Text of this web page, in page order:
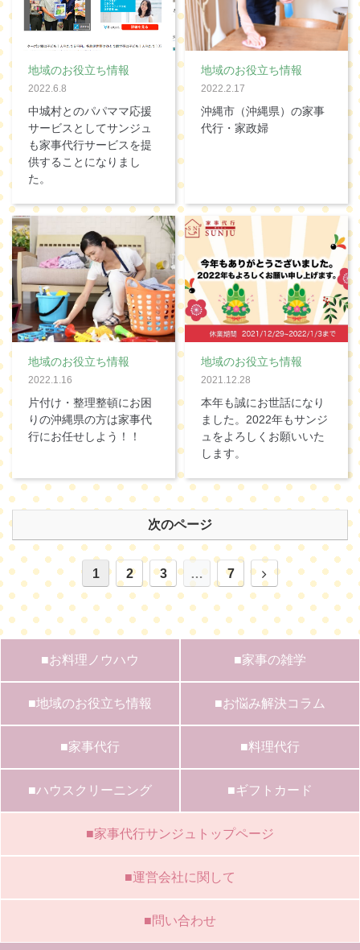
地域のお役立ち情報
2022.6.8
中城村とのパパママ応援
サービスとしてサンジュ
も家事代行サービスを提
供することになりまし
た。
地域のお役立ち情報
2022.2.17
沖縄市（沖縄県）の家事
代行・家政婦
地域のお役立ち情報
2022.1.16
片付け・整理整頓にお困
りの沖縄県の方は家事代
行にお任せしよう！！
地域のお役立ち情報
2021.12.28
本年も誠にお世話になり
ました。2022年もサンジ
ュをよろしくお願いいた
します。
次のページ
1 2 3 … 7
■お料理ノウハウ ■家事の雑学
■地域のお役立ち情報 ■お悩み解決コラム
■家事代行 ■料理代行
■ハウスクリーニング ■ギフトカード
■家事代行サンジュトップページ
■運営会社に関して
■問い合わせ